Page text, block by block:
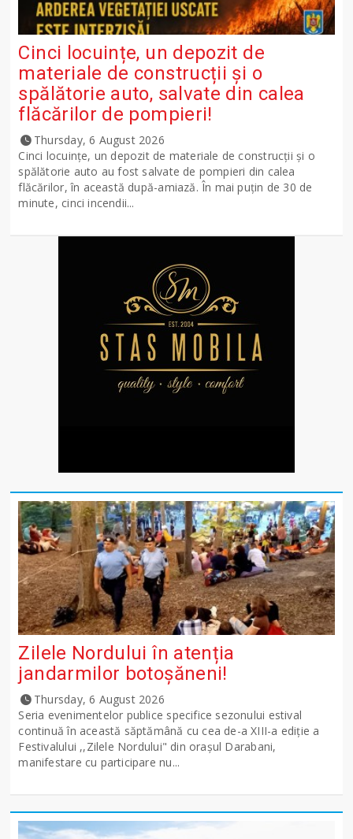
Cinci locuințe, un depozit de
materiale de construcții și o
spălătorie auto, salvate din calea
flăcărilor de pompieri!
Thursday, 6 August 2026
Cinci locuințe, un depozit de materiale de construcții și o
spălătorie auto au fost salvate de pompieri din calea
flăcărilor, în această după-amiază. În mai puțin de 30 de
minute, cinci incendii...
Zilele Nordului în atenția
jandarmilor botoșăneni!
Thursday, 6 August 2026
Seria evenimentelor publice specifice sezonului estival
continuă în această săptămână cu cea de-a XIII-a ediție a
Festivalului ,,Zilele Nordului" din orașul Darabani,
manifestare cu participare nu...